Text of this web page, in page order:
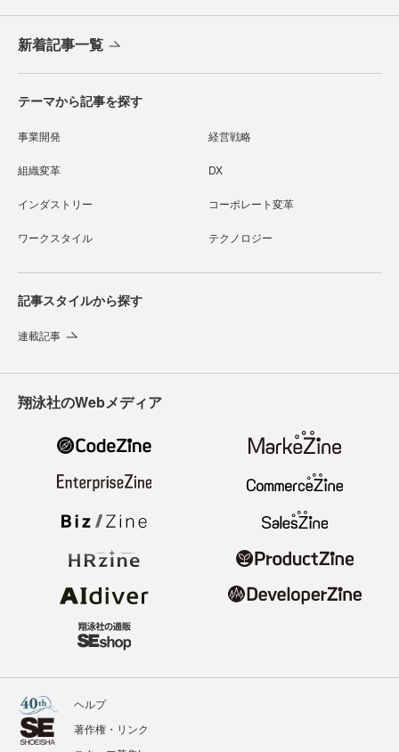
新着記事一覧
テーマから記事を探す
事業開発 経営戦略
組織変革 DX
インダストリー コーポレート変革
ワークスタイル テクノロジー
記事スタイルから探す
連載記事
翔泳社のWebメディア
ヘルプ
著作権・リンク